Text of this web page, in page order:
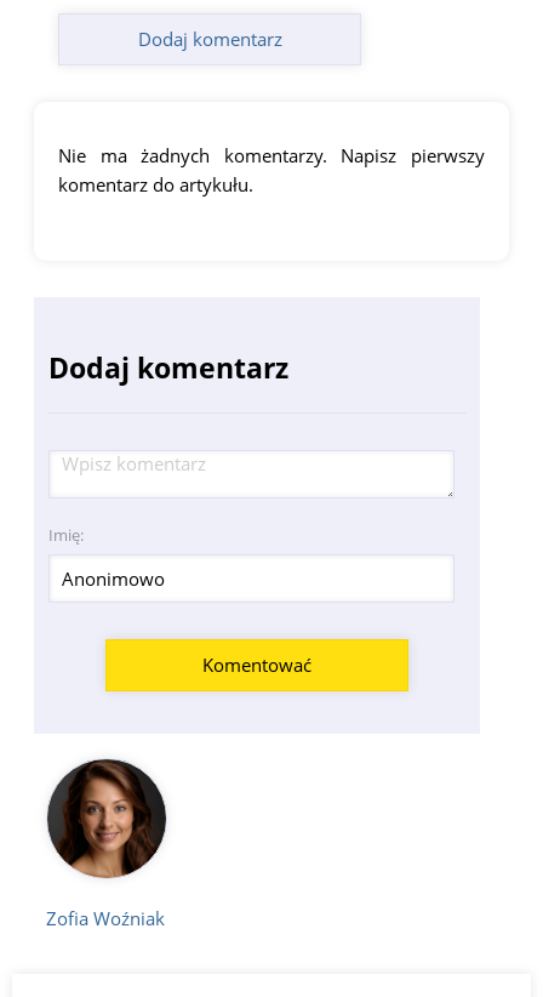
Dodaj komentarz
Nie ma żadnych komentarzy. Napisz pierwszy
komentarz do artykułu.
Dodaj komentarz
Imię:
Zofia Woźniak